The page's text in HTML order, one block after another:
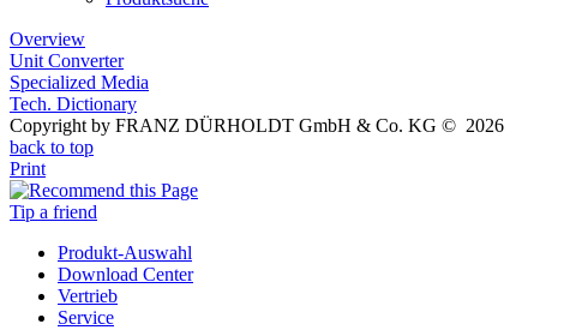
Overview
Unit Converter
Specialized Media
Tech. Dictionary
Copyright by FRANZ DÜRHOLDT GmbH & Co. KG © 2026
back to top
Print
Tip a friend
Produkt-Auswahl
Download Center
Vertrieb
Service